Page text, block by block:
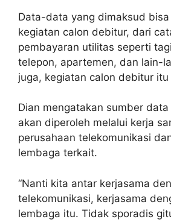
Data-data yang dimaksud
kegiatan calon debitur, dari
pembayaran utilitas seperti
telepon, apartemen, dan lain-
juga, kegiatan calon debitur
Dian mengatakan sumber
akan diperoleh melalui kerja
perusahaan telekomunikasi
lembaga terkait.
“Nanti kita antar kerjasama
telekomunikasi, kerjasama
lembaga itu. Tidak sporadis